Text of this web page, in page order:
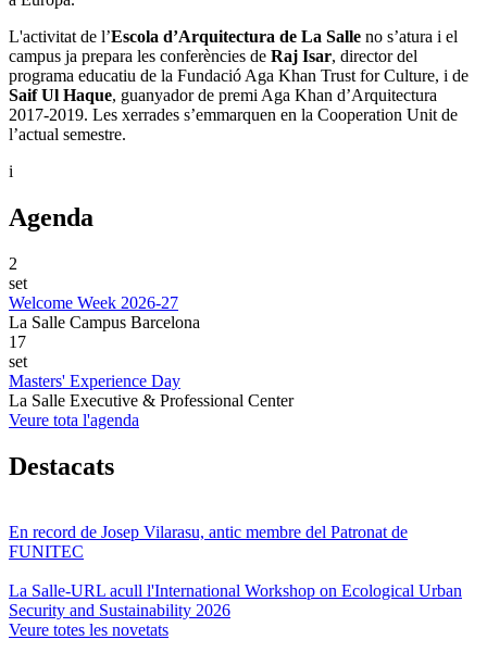
L'activitat de l’Escola d’Arquitectura de La Salle no s’atura i el
campus ja prepara les conferències de Raj Isar, director del
programa educatiu de la Fundació Aga Khan Trust for Culture, i de
Saif Ul Haque, guanyador de premi Aga Khan d’Arquitectura
2017-2019. Les xerrades s’emmarquen en la Cooperation Unit de
l’actual semestre.
i
Agenda
2
set
Welcome Week 2026-27
La Salle Campus Barcelona
17
set
Masters' Experience Day
La Salle Executive & Professional Center
Veure tota l'agenda
Destacats
En record de Josep Vilarasu, antic membre del Patronat de
FUNITEC
La Salle-URL acull l'International Workshop on Ecological Urban
Security and Sustainability 2026
Veure totes les novetats